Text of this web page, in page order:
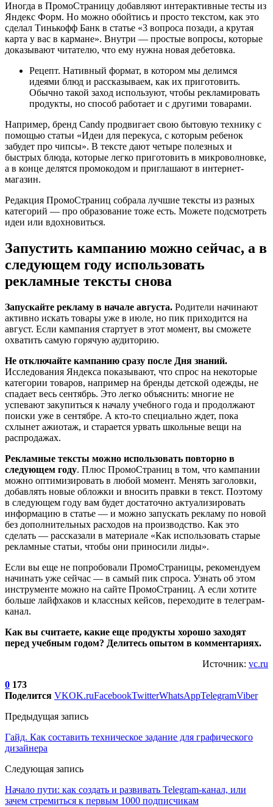
Иногда в ПромоСтраницу добавляют интерактивные тесты из
Яндекс Форм. Но можно обойтись и просто текстом, как это
сделал Тинькофф Банк в статье «3 вопроса позади, а крутая
карта у вас в кармане». Внутри — простые вопросы, которые
доказывают читателю, что ему нужна новая дебетовка.
Рецепт. Нативный формат, в котором мы делимся
идеями блюд и рассказываем, как их приготовить.
Обычно такой заход используют, чтобы рекламировать
продукты, но способ работает и с другими товарами.
Например, бренд Candy продвигает свою бытовую технику с
помощью статьи «Идеи для перекуса, с которым ребенок
забудет про чипсы». В тексте дают четыре полезных и
быстрых блюда, которые легко приготовить в микроволновке,
а в конце делятся промокодом и приглашают в интернет-
магазин.
Редакция ПромоСтраниц собрала лучшие тексты из разных
категорий — про образование тоже есть. Можете подсмотреть
идеи или вдохновиться.
Запустить кампанию можно сейчас, а в
следующем году использовать
рекламные тексты снова
Запускайте рекламу в начале августа. Родители начинают
активно искать товары уже в июле, но пик приходится на
август. Если кампания стартует в этот момент, вы сможете
охватить самую горячую аудиторию.
Не отключайте кампанию сразу после Дня знаний.
Исследования Яндекса показывают, что спрос на некоторые
категории товаров, например на бренды детской одежды, не
спадает весь сентябрь. Это легко объяснить: многие не
успевают закупиться к началу учебного года и продолжают
поиски уже в сентябре. А кто-то специально ждет, пока
схлынет ажиотаж, и старается урвать школьные вещи на
распродажах.
Рекламные тексты можно использовать повторно в
следующем году. Плюс ПромоСтраниц в том, что кампании
можно оптимизировать в любой момент. Менять заголовки,
добавлять новые обложки и вносить правки в текст. Поэтому
в следующем году вам будет достаточно актуализировать
информацию в статье — и можно запускать рекламу по новой
без дополнительных расходов на производство. Как это
сделать — рассказали в материале «Как использовать старые
рекламные статьи, чтобы они приносили лиды».
Если вы еще не попробовали ПромоСтраницы, рекомендуем
начинать уже сейчас — в самый пик спроса. Узнать об этом
инструменте можно на сайте ПромоСтраниц. А если хотите
больше лайфхаков и классных кейсов, переходите в телеграм-
канал.
Как вы считаете, какие еще продукты хорошо заходят
перед учебным годом? Делитесь опытом в комментариях.
Источник: vc.ru
0 173
Поделится VKOK.ruFacebookTwitterWhatsAppTelegramViber
Предыдущая запись
Гайд. Как составить техническое задание для графического
дизайнера
Следующая запись
Начало пути: как создать и развивать Telegram-канал, или
зачем стремиться к первым 1000 подписчикам